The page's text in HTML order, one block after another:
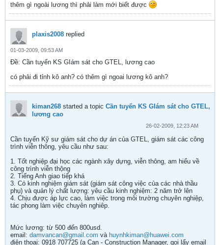
thêm gì ngoài lương thì phải làm mới biết được
plaxis2008 replied
01-03-2009, 09:53 AM
Ðề: Cần tuyển KS GIám sát cho GTEL, lương cao
có phải đi tỉnh kô anh? có thêm gì ngoai lương kô anh?
kiman268 started a topic Cần tuyển KS GIám sát cho GTEL,
lương cao
26-02-2009, 12:23 AM
Cần tuyển Kỹ sư giám sát cho dự án của GTEL, giám sát các công
trình viễn thông, yêu cầu như sau:
1. Tốt nghiệp đại học các ngành xây dựng, viễn thông, am hiểu về
công trình viễn thộng
2. Tiếng Anh giao tiếp khá
3. Có kinh nghiệm giám sát (giám sát công việc của các nhà thầu
phụ) và quản lý chất lượng: yêu cầu kinh nghiệm: 2 năm trở lên
4. Chịu được áp lực cao, làm việc trong môi trường chuyên nghiệp,
tác phong làm việc chuyên nghiêp.
Mức lương: từ 500 đến 800usd.
email: damvancan@gmail.com và huynhkiman@huawei.com
điện thoại: 0918 707725 (a Can - Construction Manager, gọi lấy email